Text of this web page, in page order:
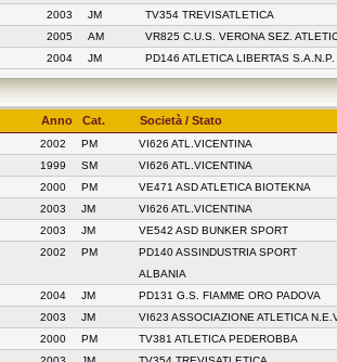
2003 JM TV354 TREVISATLETICA
2005 AM VR825 C.U.S. VERONA SEZ.
2004 JM PD146 ATLETICA LIBERTAS S.A.N.P.
Anno Cat. Società / Stato
2002 PM VI626 ATL.VICENTINA
1999 SM VI626 ATL.VICENTINA
2000 PM VE471 ASD ATLETICA BIOTEKNA
2003 JM VI626 ATL.VICENTINA
2003 JM VE542 ASD BUNKER SPORT
2002 PM PD140 ASSINDUSTRIA SPORT
ALBANIA
2004 JM PD131 G.S. FIAMME ORO PADOVA
2003 JM VI623 ASSOCIAZIONE ATLETICA
2000 PM TV381 ATLETICA PEDEROBBA